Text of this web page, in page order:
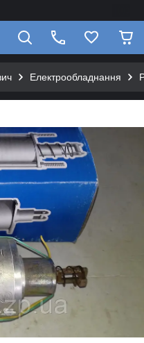
Електрообладнання